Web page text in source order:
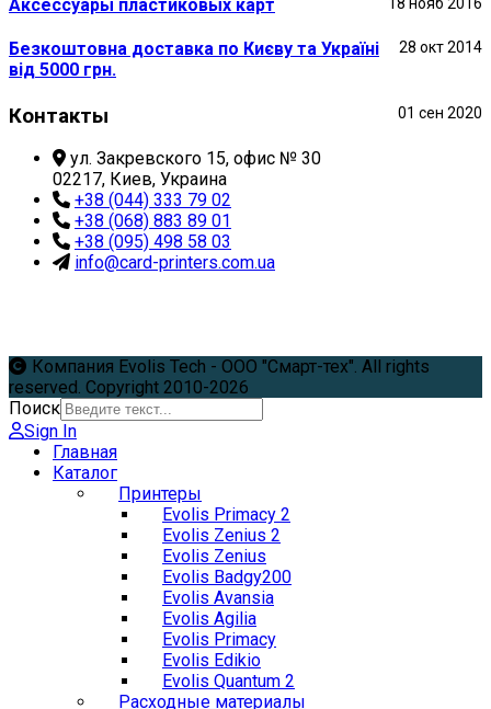
Аксессуары пластиковых карт
28 окт 2014
Безкоштовна доставка по Києву та Україні
від 5000 грн.
01 сен 2020
Контакты
ул. Закревского 15, офис № 30
02217, Киев, Украина
+38 (044) 333 79 02
+38 (068) 883 89 01
+38 (095) 498 58 03
info@card-printers.com.ua
Компания Evolis Tech - ООО "Смарт-тех". All rights
reserved. Copyright 2010-2026
Поиск
Sign In
Главная
Каталог
Принтеры
Evolis Primacy 2
Evolis Zenius 2
Evolis Zenius
Evolis Badgy200
Evolis Avansia
Evolis Agilia
Evolis Primacy
Evolis Edikio
Evolis Quantum 2
Расходные материалы